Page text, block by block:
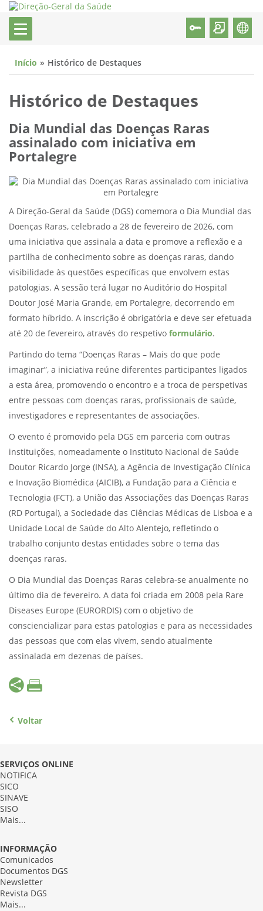
Início Histórico de Destaques
Histórico de Destaques
Dia Mundial das Doenças Raras
assinalado com iniciativa em
Portalegre
A Direção-Geral da Saúde (DGS) comemora o Dia Mundial das
Doenças Raras, celebrado a 28 de fevereiro de 2026, com
uma iniciativa que assinala a data e promove a reflexão e a
partilha de conhecimento sobre as doenças raras, dando
visibilidade às questões específicas que envolvem estas
patologias. A sessão terá lugar no Auditório do Hospital
Doutor José Maria Grande, em Portalegre, decorrendo em
formato híbrido. A inscrição é obrigatória e deve ser efetuada
até 20 de fevereiro, através do respetivo formulário.
Partindo do tema “Doenças Raras – Mais do que pode
imaginar”, a iniciativa reúne diferentes participantes ligados
a esta área, promovendo o encontro e a troca de perspetivas
entre pessoas com doenças raras, profissionais de saúde,
investigadores e representantes de associações.
O evento é promovido pela DGS em parceria com outras
instituições, nomeadamente o Instituto Nacional de Saúde
Doutor Ricardo Jorge (INSA), a Agência de Investigação Clínica
e Inovação Biomédica (AICIB), a Fundação para a Ciência e
Tecnologia (FCT), a União das Associações das Doenças Raras
(RD Portugal), a Sociedade das Ciências Médicas de Lisboa e a
Unidade Local de Saúde do Alto Alentejo, refletindo o
trabalho conjunto destas entidades sobre o tema das
doenças raras.
O Dia Mundial das Doenças Raras celebra-se anualmente no
último dia de fevereiro. A data foi criada em 2008 pela Rare
Diseases Europe (EURORDIS) com o objetivo de
consciencializar para estas patologias e para as necessidades
das pessoas que com elas vivem, sendo atualmente
assinalada em dezenas de países.
Voltar
SERVIÇOS ONLINE
NOTIFICA
SICO
SINAVE
SISO
Mais...
INFORMAÇÃO
Comunicados
Documentos DGS
Newsletter
Revista DGS
Mais...